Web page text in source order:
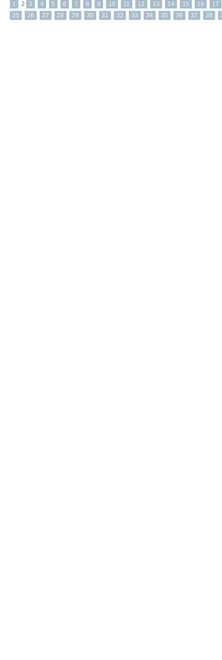
1 2 3 4 5 6 7 8 9 10 11 12 13 14 15 16
17
25
26 27 28 29 30 31 32 33 34 35 36 37 38